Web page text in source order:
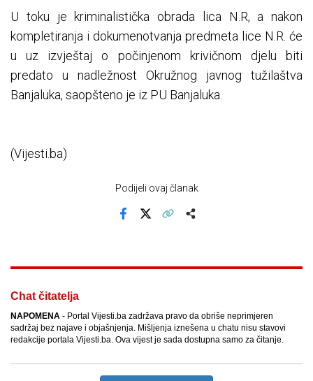
U toku je kriminalistička obrada lica N.R, a nakon
kompletiranja i dokumenotvanja predmeta lice N.R. će
u uz izvještaj o počinjenom krivičnom djelu biti
predato u nadležnost Okružnog javnog tužilaštva
Banjaluka, saopšteno je iz PU Banjaluka.
(Vijesti.ba)
Podijeli ovaj članak
Chat čitatelja
NAPOMENA - Portal Vijesti.ba zadržava pravo da obriše neprimjeren
sadržaj bez najave i objašnjenja. Mišljenja iznešena u chatu nisu stavovi
redakcije portala Vijesti.ba. Ova vijest je sada dostupna samo za čitanje.